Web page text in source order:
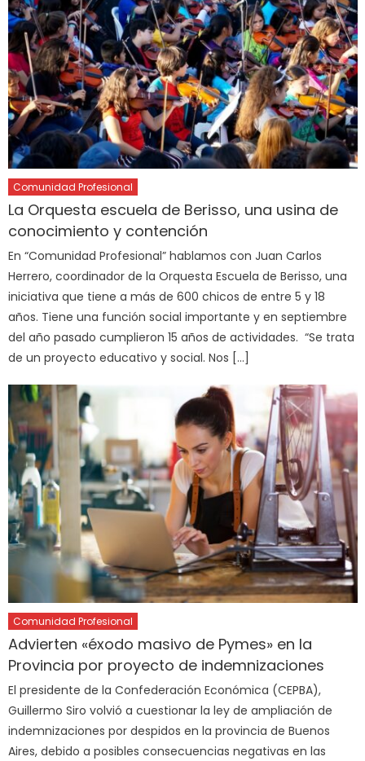
Comunidad Profesional
La Orquesta escuela de Berisso, una usina de
conocimiento y contención
En “Comunidad Profesional” hablamos con Juan Carlos
Herrero, coordinador de la Orquesta Escuela de Berisso, una
iniciativa que tiene a más de 600 chicos de entre 5 y 18
años. Tiene una función social importante y en septiembre
del año pasado cumplieron 15 años de actividades. “Se trata
de un proyecto educativo y social. Nos […]
Comunidad Profesional
Advierten «éxodo masivo de Pymes» en la
Provincia por proyecto de indemnizaciones
El presidente de la Confederación Económica (CEPBA),
Guillermo Siro volvió a cuestionar la ley de ampliación de
indemnizaciones por despidos en la provincia de Buenos
Aires, debido a posibles consecuencias negativas en las